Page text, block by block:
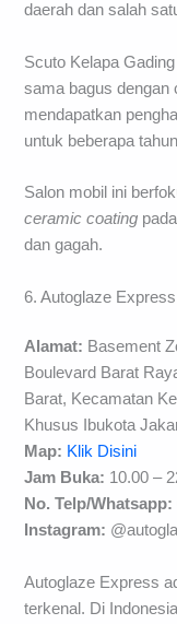
daerah dan salah
Scuto Kelapa
sama bagus dengan
mendapatkan
untuk beberapa
Salon mobil ini
ceramic coating
dan gagah.
6. Autoglaze
Alamat: Basement
Boulevard Barat
Barat, Kecamatan
Khusus Ibukota
Map: Klik Disini
Jam Buka: 10.00 –
No. Telp/Whatsapp:
Instagram:
Autoglaze Express
terkenal. Di